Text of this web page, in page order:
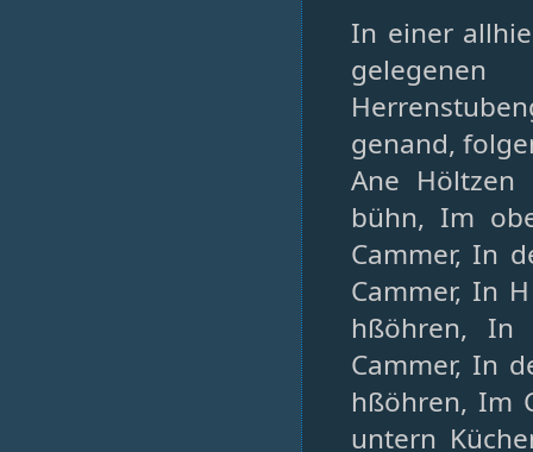
In einer
genand,
Ane Höltzen
bühn, Im
Cammer, In
Cammer, In
hßöhren, In
Cammer, In
hßöhren, Im
untern